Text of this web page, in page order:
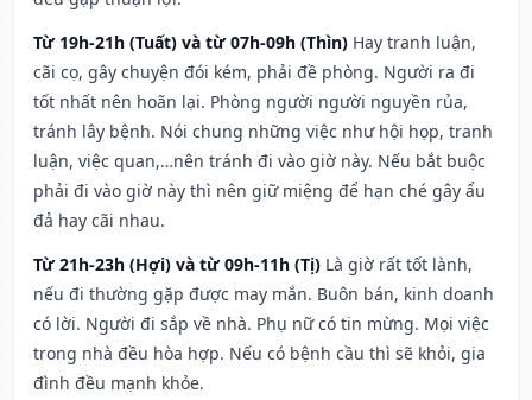
Từ 19h-21h (Tuất) và từ 07h-09h (Thìn) Hay tranh luận,
cãi cọ, gây chuyện đói kém, phải đề phòng. Người ra đi
tốt nhất nên hoãn lại. Phòng người người nguyền rủa,
tránh lây bệnh. Nói chung những việc như hội họp, tranh
luận, việc quan,…nên tránh đi vào giờ này. Nếu bắt buộc
phải đi vào giờ này thì nên giữ miệng để hạn ché gây ẩu
đả hay cãi nhau.
Từ 21h-23h (Hợi) và từ 09h-11h (Tị) Là giờ rất tốt lành,
nếu đi thường gặp được may mắn. Buôn bán, kinh doanh
có lời. Người đi sắp về nhà. Phụ nữ có tin mừng. Mọi việc
trong nhà đều hòa hợp. Nếu có bệnh cầu thì sẽ khỏi, gia
đình đều mạnh khỏe.